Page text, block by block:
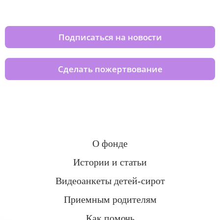
Подписаться на новости
Сделать пожертвование
О фонде
Истории и статьи
Видеоанкеты детей-сирот
Приемным родителям